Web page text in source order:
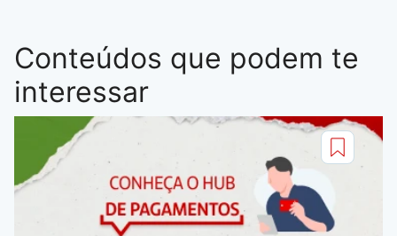
Conteúdos que podem te
interessar